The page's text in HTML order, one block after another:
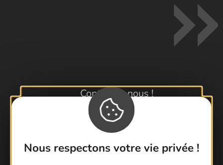
Nous respectons votre vie privée !
Contactez-nous !
Foire aux questions
Brochures
Latitude Gard